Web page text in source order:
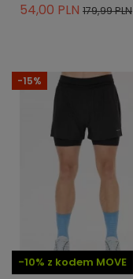
54,00 PLN 179,99 PLN
-10% z kodem MOVE
-15%